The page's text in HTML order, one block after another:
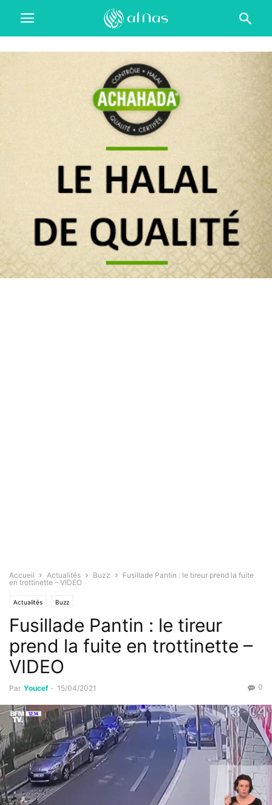
Accueil Actualités Buzz
Fusillade Pantin : le tireur prend la fuite
en trottinette – VIDEO
Actualités Buzz
Fusillade Pantin : le tireur
prend la fuite en trottinette –
VIDEO
Par Youcef - 15/04/2021 0